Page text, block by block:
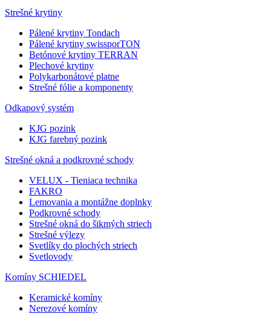
Strešné krytiny
Pálené krytiny Tondach
Pálené krytiny swissporTON
Betónové krytiny TERRAN
Plechové krytiny
Polykarbonátové platne
Strešné fólie a komponenty
Odkapový systém
KJG pozink
KJG farebný pozink
Strešné okná a podkrovné schody
VELUX - Tieniaca technika
FAKRO
Lemovania a montážne doplnky
Podkrovné schody
Strešné okná do šikmých striech
Strešné výlezy
Svetlíky do plochých striech
Svetlovody
Komíny SCHIEDEL
Keramické komíny
Nerezové komíny